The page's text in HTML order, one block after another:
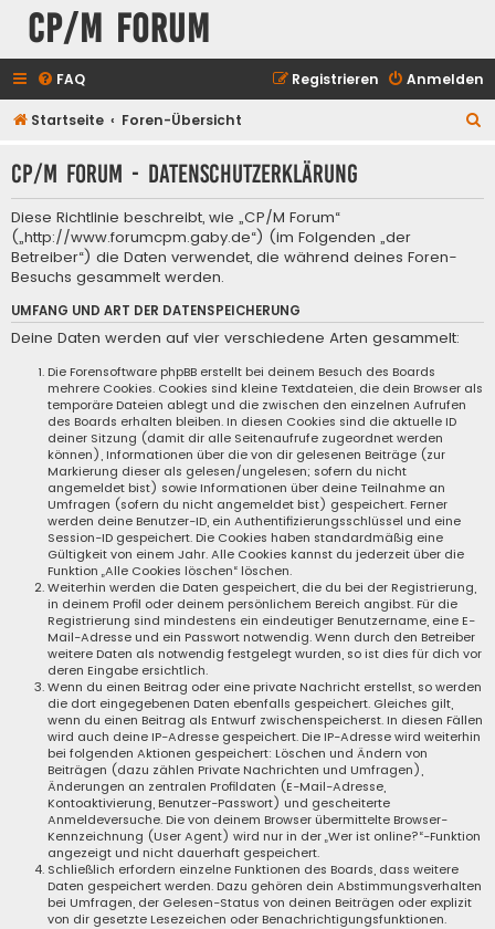
CP/M Forum
FAQ Anmelden
Registrieren
Startseite Foren-Übersicht
h
CP/M Forum - Datenschutzerklärung
Diese Richtlinie beschreibt, wie „CP/M Forum“
(„http://www.forumcpm.gaby.de“) (im Folgenden „der
Betreiber“) die Daten verwendet, die während deines Foren-
Besuchs gesammelt werden.
UMFANG UND ART DER DATENSPEICHERUNG
Deine Daten werden auf vier verschiedene Arten gesammelt:
Die Forensoftware phpBB erstellt bei deinem Besuch des Boards
mehrere Cookies. Cookies sind kleine Textdateien, die dein Browser als
temporäre Dateien ablegt und die zwischen den einzelnen Aufrufen
des Boards erhalten bleiben. In diesen Cookies sind die aktuelle ID
deiner Sitzung (damit dir alle Seitenaufrufe zugeordnet werden
können), Informationen über die von dir gelesenen Beiträge (zur
Markierung dieser als gelesen/ungelesen; sofern du nicht
angemeldet bist) sowie Informationen über deine Teilnahme an
Umfragen (sofern du nicht angemeldet bist) gespeichert. Ferner
werden deine Benutzer-ID, ein Authentifizierungsschlüssel und eine
Session-ID gespeichert. Die Cookies haben standardmäßig eine
Gültigkeit von einem Jahr. Alle Cookies kannst du jederzeit über die
Funktion „Alle Cookies löschen“ löschen.
Weiterhin werden die Daten gespeichert, die du bei der Registrierung,
in deinem Profil oder deinem persönlichem Bereich angibst. Für die
Registrierung sind mindestens ein eindeutiger Benutzername, eine E-
Mail-Adresse und ein Passwort notwendig. Wenn durch den Betreiber
weitere Daten als notwendig festgelegt wurden, so ist dies für dich vor
deren Eingabe ersichtlich.
Wenn du einen Beitrag oder eine private Nachricht erstellst, so werden
die dort eingegebenen Daten ebenfalls gespeichert. Gleiches gilt,
wenn du einen Beitrag als Entwurf zwischenspeicherst. In diesen Fällen
wird auch deine IP-Adresse gespeichert. Die IP-Adresse wird weiterhin
bei folgenden Aktionen gespeichert: Löschen und Ändern von
Beiträgen (dazu zählen Private Nachrichten und Umfragen),
Änderungen an zentralen Profildaten (E-Mail-Adresse,
Kontoaktivierung, Benutzer-Passwort) und gescheiterte
Anmeldeversuche. Die von deinem Browser übermittelte Browser-
Kennzeichnung (User Agent) wird nur in der „Wer ist online?“-Funktion
angezeigt und nicht dauerhaft gespeichert.
Schließlich erfordern einzelne Funktionen des Boards, dass weitere
Daten gespeichert werden. Dazu gehören dein Abstimmungsverhalten
bei Umfragen, der Gelesen-Status von deinen Beiträgen oder explizit
von dir gesetzte Lesezeichen oder Benachrichtigungsfunktionen.